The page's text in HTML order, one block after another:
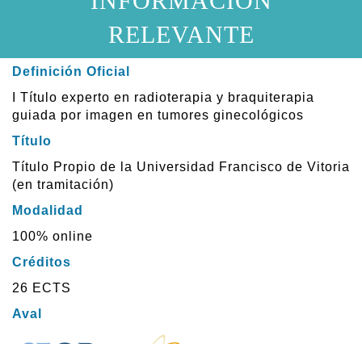
RELEVANTE
Definición Oficial
I Título experto en radioterapia y braquiterapia
guiada por imagen en tumores ginecológicos
Título
Título Propio de la Universidad Francisco de Vitoria
(en tramitación)
Modalidad
100% online
Créditos
26 ECTS
Aval